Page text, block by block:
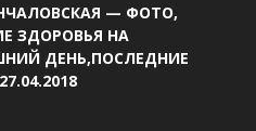
— ФОТО,
ЗДОРОВЬЯ НА
ДЕНЬ,ПОСЛЕДНИЕ